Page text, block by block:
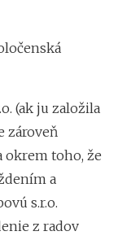
(ak ju založila
zároveň
okrem toho, že
a
s.r.o.
z radov